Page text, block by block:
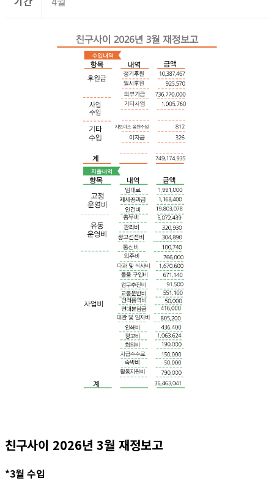
친구사이 2026년 3월 재정보고
*3월 수입